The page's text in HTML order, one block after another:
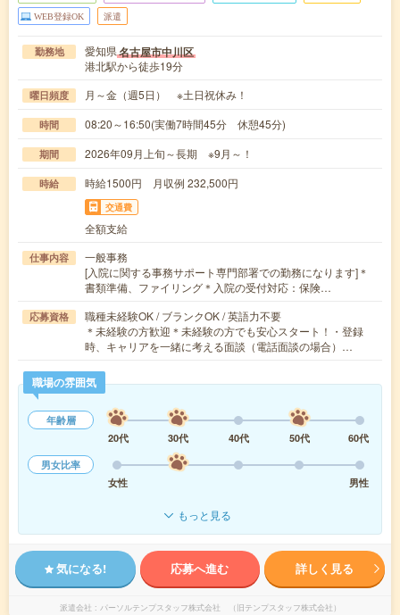
WEB登録OK 派遣
勤務地 愛知県名古屋市中川区
港北駅から徒歩19分
曜日頻度 月～金（週5日） ※土日祝休み！
時間 08:20～16:50(実働7時間45分 休憩45分)
期間 2026年09月上旬～長期 ※9月～！
時給 時給1500円 月収例 232,500円
交通費
全額支給
仕事内容
一般事務
[入院に関する事務サポート専門部署での勤務になります]＊
書類準備、ファイリング＊入院の受付対応：保険…
応募資格
職種未経験OK / ブランクOK / 英語力不要
＊未経験の方歓迎＊未経験の方でも安心スタート！・登録
時、キャリアを一緒に考える面談（電話面談の場合）…
職場の雰囲気
年齢層
20代
30代 40代 50代
60代
男女比率
女性
男性
もっと見る
気になる! 応募へ進む 詳しく見る
派遣会社 パーソルテンプスタッフ株式会社 （旧テンプスタッフ株式会社）